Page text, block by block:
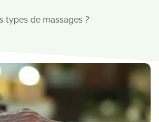
types de massages ?